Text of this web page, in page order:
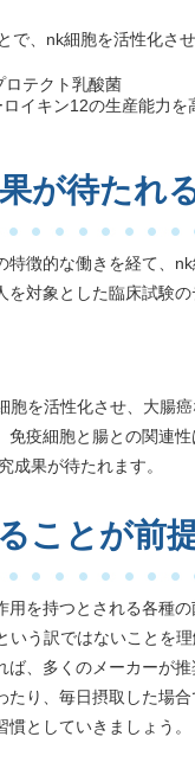
、nk細胞を活性化さ
ロテクト乳酸菌
イキン12の生産能力を
が待たれ
徴的な働きを経て、
対象とした臨床試験
胞を活性化させ、大腸
免疫細胞と腸との関連
成果が待たれます。
ことが前
を持つとされる各種
う訳ではないことを理
、多くのメーカーが
り、毎日摂取した場
としていきましょう。